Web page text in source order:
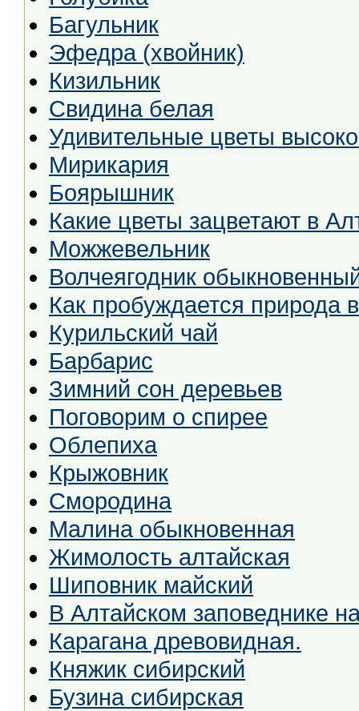
Багульник
Эфедра (хвойник)
Кизильник
Свидина белая
Удивительные цветы
Мирикария
Боярышник
Какие цветы зацветают в
Можжевельник
Волчеягодник
Как пробуждается природа
Курильский чай
Барбарис
Зимний сон деревьев
Поговорим о спирее
Облепиха
Крыжовник
Смородина
Малина обыкновенная
Жимолость алтайская
Шиповник майский
В Алтайском заповеднике
Карагана древовидная.
Княжик сибирский
Бузина сибирская